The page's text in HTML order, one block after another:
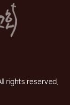
rights reserved.